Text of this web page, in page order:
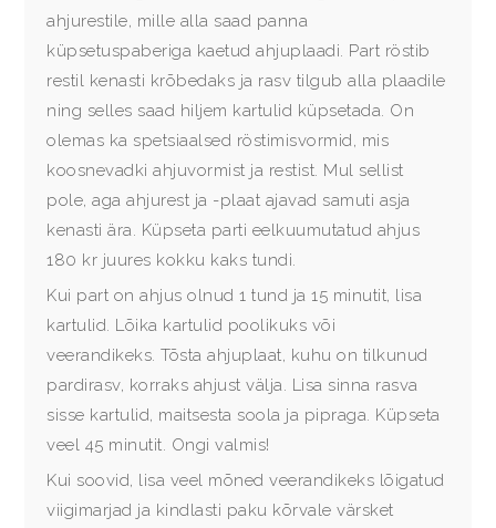
ahjurestile, mille alla saad panna
küpsetuspaberiga kaetud ahjuplaadi. Part röstib
restil kenasti krõbedaks ja rasv tilgub alla plaadile
ning selles saad hiljem kartulid küpsetada. On
olemas ka spetsiaalsed röstimisvormid, mis
koosnevadki ahjuvormist ja restist. Mul sellist
pole, aga ahjurest ja -plaat ajavad samuti asja
kenasti ära. Küpseta parti eelkuumutatud ahjus
180 kr juures kokku kaks tundi.
Kui part on ahjus olnud 1 tund ja 15 minutit, lisa
kartulid. Lõika kartulid poolikuks või
veerandikeks. Tõsta ahjuplaat, kuhu on tilkunud
pardirasv, korraks ahjust välja. Lisa sinna rasva
sisse kartulid, maitsesta soola ja pipraga. Küpseta
veel 45 minutit. Ongi valmis!
Kui soovid, lisa veel mõned veerandikeks lõigatud
viigimarjad ja kindlasti paku kõrvale värsket